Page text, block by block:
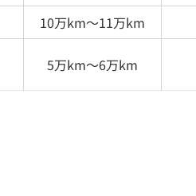
10万km〜11万km
5万km〜6万km